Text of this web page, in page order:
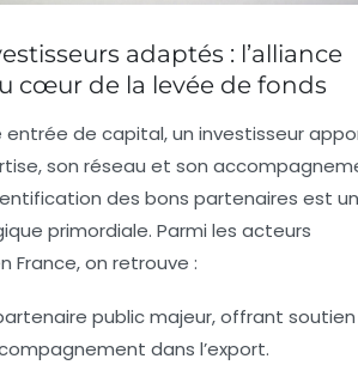
adaptés : l’alliance
cœur de la levée de fonds
entrée de capital, un investisseur
son réseau et son
des bons partenaires est
primordiale. Parmi les acteurs
France, on retrouve :
public majeur, offrant soutien
dans l’export.